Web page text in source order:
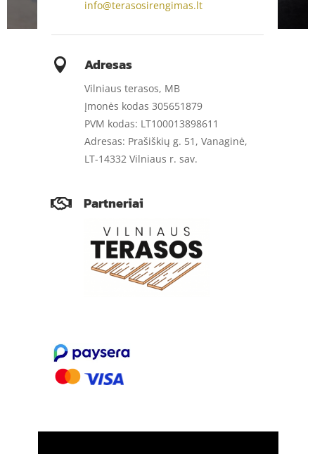
info@terasosirengimas.lt
 Adresas
Vilniaus terasos, MB
Įmonės kodas 305651879
PVM kodas: LT100013898611
Adresas: Prašiškių g. 51, Vanaginė,
LT-14332 Vilniaus r. sav.
 Partneriai